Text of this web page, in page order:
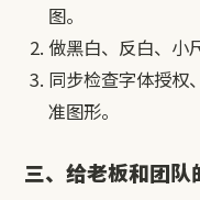
图。
做黑白、反白、小
同步检查字体授权
准图形。
三、给老板和团队